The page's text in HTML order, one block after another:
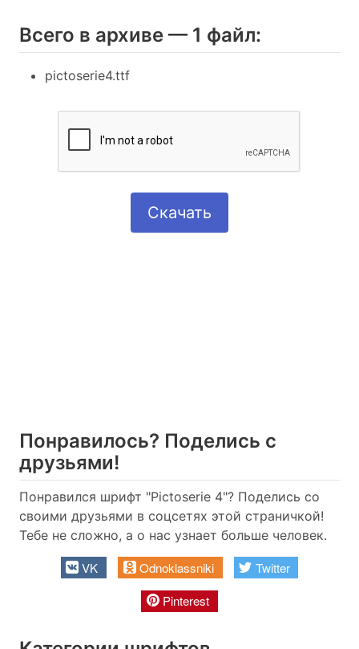
Всего в архиве — 1 файл:
pictoserie4.ttf
Скачать
Понравилось? Поделись с
друзьями!
Понравился шрифт "Pictoserie 4"? Поделись со
своими друзьями в соцсетях этой страничкой!
Тебе не сложно, а о нас узнает больше человек.
VK Odnoklassniki
Twitter
Pinterest